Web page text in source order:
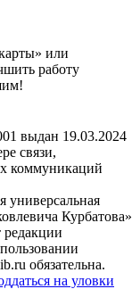
или
работу
выдан 19.03.2024
связи,
коммуникаций
универсальная
Курбатова»
обязательна.
на уловки